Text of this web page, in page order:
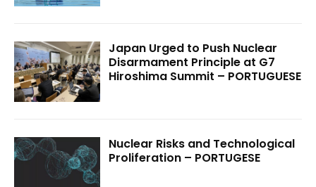
Japan Urged to Push Nuclear
Disarmament Principle at G7
Hiroshima Summit – PORTUGUESE
Nuclear Risks and Technological
Proliferation – PORTUGESE